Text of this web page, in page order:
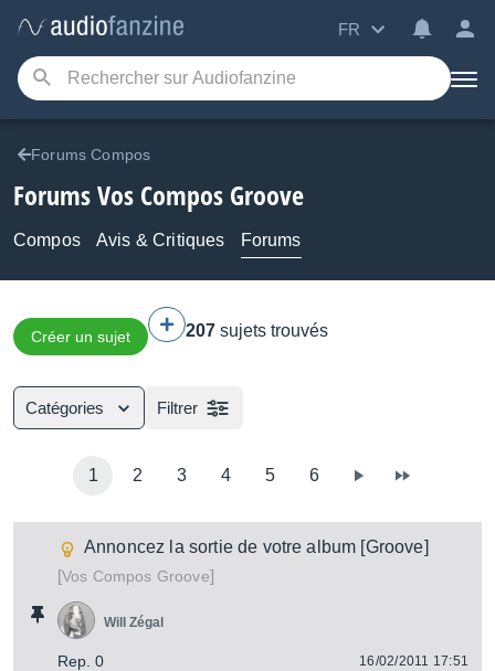
FR
Forums Compos
Forums Vos Compos Groove
Compos Avis & Critiques Forums
Créer un sujet 207 sujets trouvés
Catégories Filtrer
1 2 3 4 5 6
Annoncez la sortie de votre album [Groove]
[Vos Compos Groove]
Rep. 0
Will Zégal
16/02/2011 17:51